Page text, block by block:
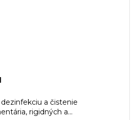
a čistenie
rigidných a...